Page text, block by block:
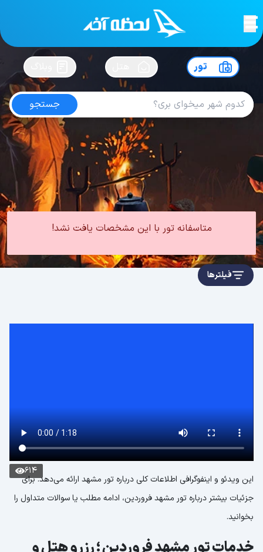
لحظه آخرسفرت رو بساز !
تور
جستجو
تور مشهد فروردین
امتیاز5 از5| از100 کاربر
تور داخلی تور مشهد
تور مشهد بهار
متاسفانه تور با این مشخصات یافت نشد!
فیلترها
614
این ویدئو و اینفوگرافی اطلاعات کلی درباره تور مشهد ارائه می‌دهد. برای
جزئیات بیشتر درباره تور مشهد فروردین، ادامه مطلب یا سوالات متداول را
بخوانید.